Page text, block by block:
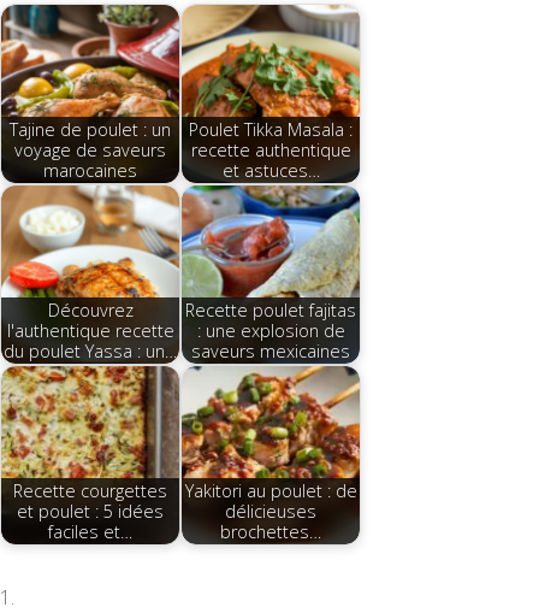
Tajine de poulet : un
voyage de saveurs
marocaines
Poulet Tikka Masala :
recette authentique
et astuces…
Découvrez
l'authentique recette
du poulet Yassa : un…
Recette poulet fajitas
: une explosion de
saveurs mexicaines
Recette courgettes
et poulet : 5 idées
faciles et…
Yakitori au poulet : de
délicieuses
brochettes…